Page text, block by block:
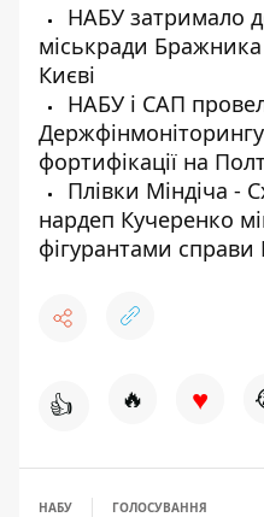
НАБУ затримало
міськради
Києві
НАБУ і САП
фортифікації на
Плівки Міндіча -
нардеп Кучеренко
фігурантами
👍 🔥 ♥
НАБУ ГОЛОСУВАННЯ